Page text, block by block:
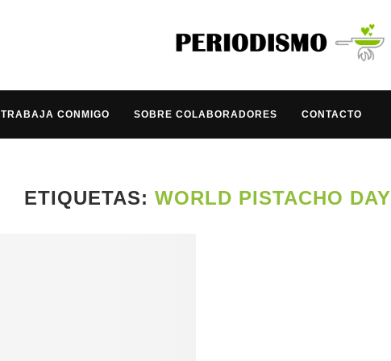
TRABAJA CONMIGO SOBRE COLABORADORES CONTACTO
ETIQUETAS:WORLD PISTACHO DAY